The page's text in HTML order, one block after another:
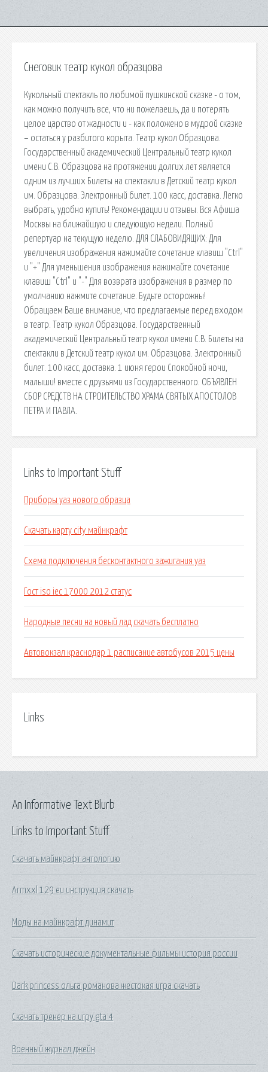
Снеговик театр кукол образцова
Кукольный спектакль по любимой пушкинской сказке - о том,
как можно получить все, что ни пожелаешь, да и потерять
целое царство от жадности и - как положено в мудрой сказке
– остаться у разбитого корыта. Театр кукол Образцова.
Государственный академический Центральный театр кукол
имени С.В. Образцова на протяжении долгих лет является
одним из лучших Билеты на спектакли в Детский театр кукол
им. Образцова. Электронный билет. 100 касс, доставка. Легко
выбрать, удобно купить! Рекомендации и отзывы. Вся Афиша
Москвы на ближайшую и следующую недели. Полный
репертуар на текущую неделю. ДЛЯ СЛАБОВИДЯЩИХ: Для
увеличения изображения нажимайте сочетание клавиш "Ctrl"
и "+" Для уменьшения изображения нажимайте сочетание
клавиш "Ctrl" и "-" Для возврата изображения в размер по
умолчанию нажмите сочетание. Будьте осторожны!
Обращаем Ваше внимание, что предлагаемые перед входом
в театр. Театр кукол Образцова. Государственный
академический Центральный театр кукол имени С.В. Билеты на
спектакли в Детский театр кукол им. Образцова. Электронный
билет. 100 касс, доставка. 1 июня герои Спокойной ночи,
малыши! вместе с друзьями из Государственного. ОБЪЯВЛЕН
СБОР СРЕДСТВ НА СТРОИТЕЛЬСТВО ХРАМА СВЯТЫХ АПОСТОЛОВ
ПЕТРА И ПАВЛА.
Links to Important Stuff
Приборы уаз нового образца
Скачать карту city майнкрафт
Схема подключения бесконтактного зажигания уаз
Гост iso iec 17000 2012 статус
Народные песни на новый лад скачать бесплатно
Автовокзал краснодар 1 расписание автобусов 2015 цены
Links
Links to Important Stuff
Скачать майнкрафт антологию
Armxxl 129 eu инструкция скачать
Моды на майнкрафт динамит
Скачать исторические документальные фильмы история россии
Dark princess ольга романова жестокая игра скачать
Скачать тренер на игру gta 4
Военный журнал джейн
An Informative Text Blurb